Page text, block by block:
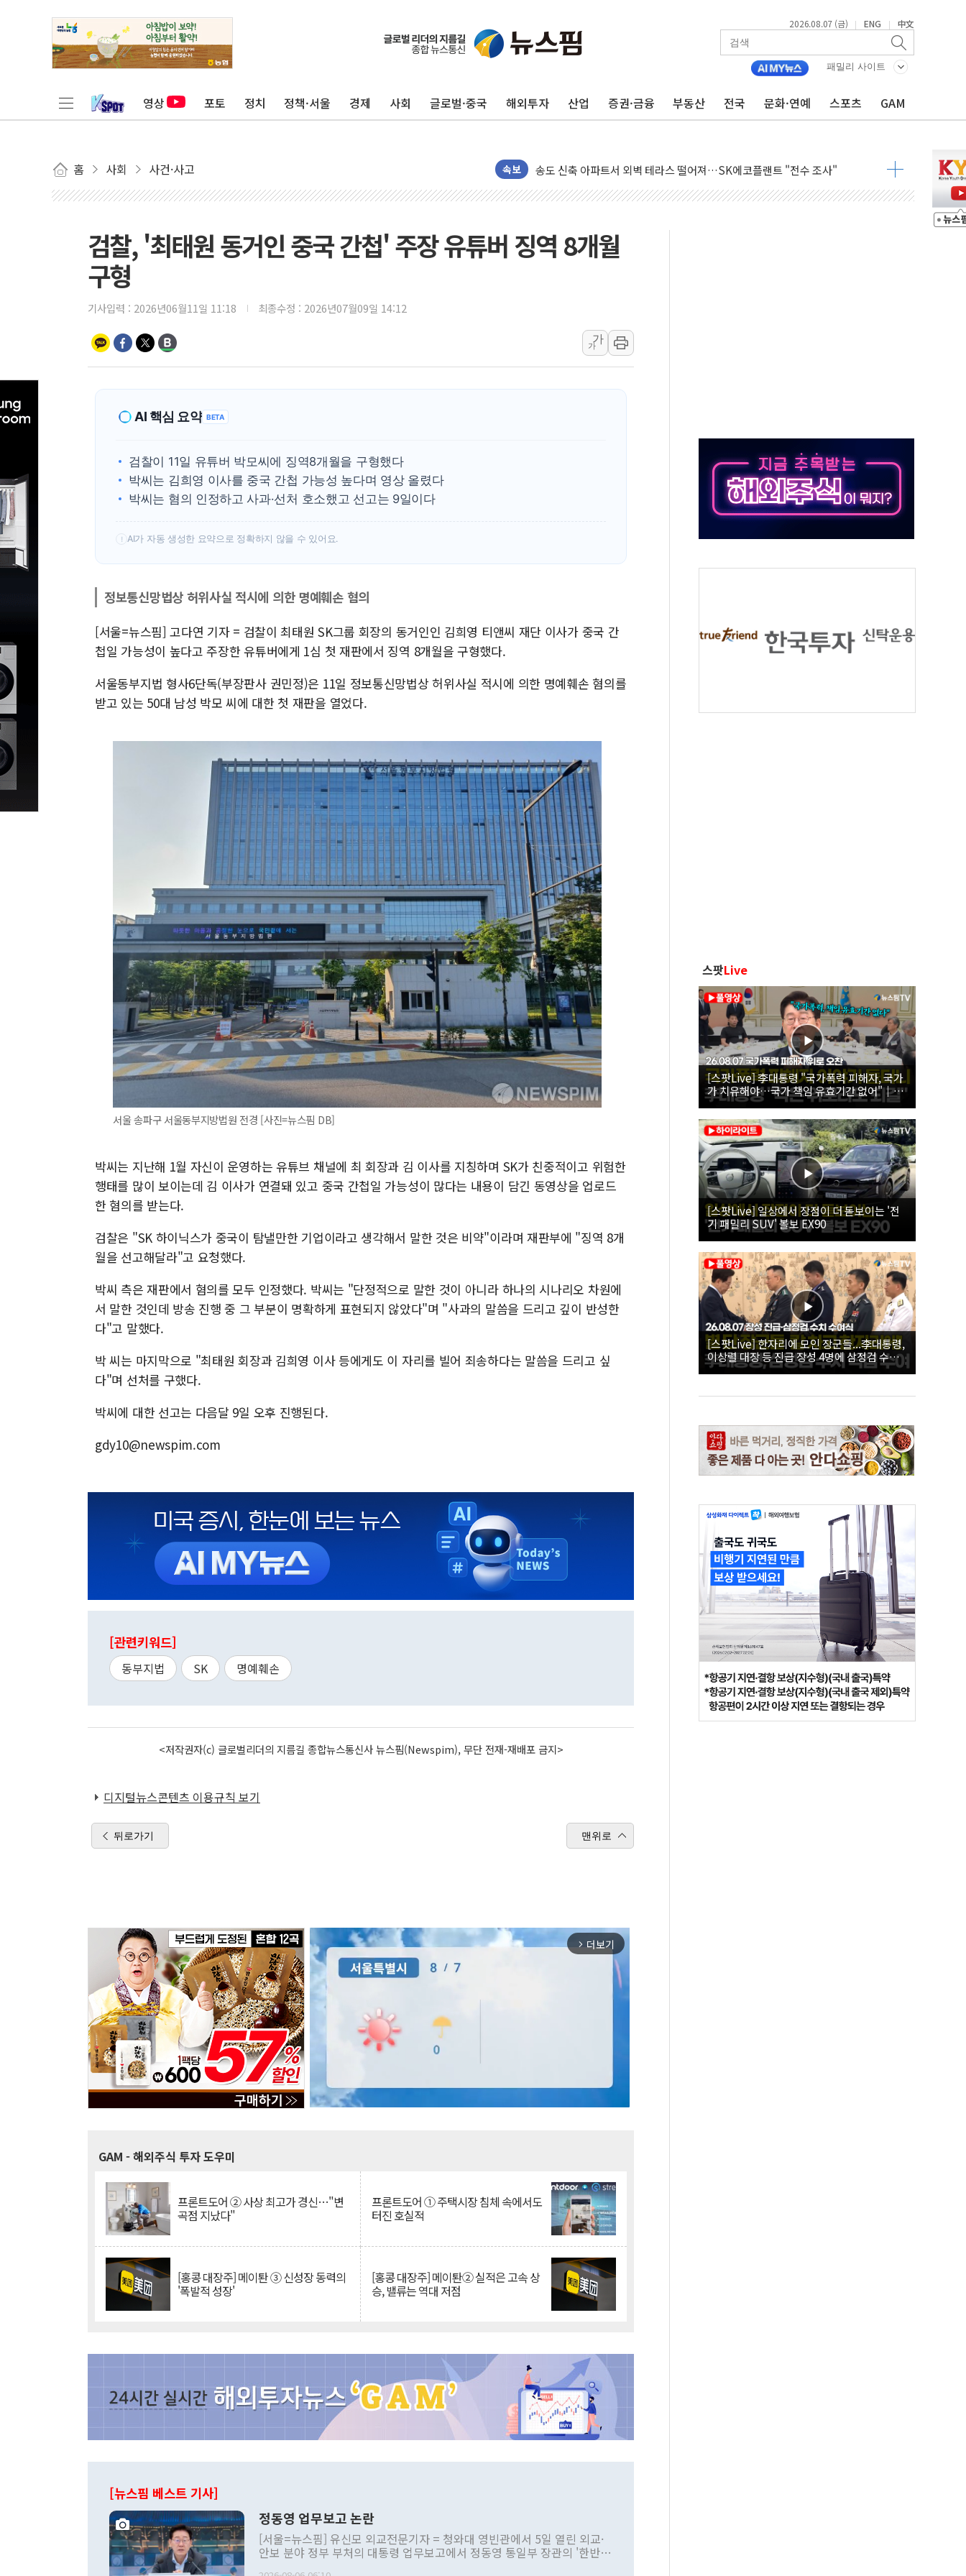
2026.08.07 (금) | ENG | 中文
패밀리 사이트
영상 포토 정치 정책·서울 경제 사회 글로벌·중국 해외투자 산업 증권·금융 부동산 전국 문화·연예 스포츠 GAM
홈 사회 사건·사고 속보
[인사] 공정거래위원회
KDB생명 본입찰 3파전…한화·흥국·한투 참여
카카오, 2026년 임금협약 타결…연봉 6.3% 인상
현대카드, 박재범·실리카겔 등 8~9월 공연 라인업 공개
송도 신축 아파트서 외벽 테라스 떨어져…SK에코플랜트 "전수 조사"
깊이가 다른 글로벌 투자 정보 GAM - 맛보기편 (8/7)
SK하이닉스, 주주환원 속도…"3분기 추가 방안 발표"
'무순위' 기회 왔다…신길·노량진·장위 서울 알짜 단지 주목
현대해상, 유튜브 양육 콘텐츠 '소셜아이어워드' 대상 수상
[컨콜] 롯데케미칼, "LPG 투입 비중 37%…하반기 확대 추진"
검찰, '최태원 동거인 중국 간첩' 주장 유튜버 징역 8개월
구형
기사입력 : 2026년06월11일 11:18 최종수정 : 2026년07월09일 14:12
가
가
AI 핵심 요약 BETA
검찰이 11일 유튜버 박모씨에 징역8개월을 구형했다
박씨는 김희영 이사를 중국 간첩 가능성 높다며 영상 올렸다
박씨는 혐의 인정하고 사과·선처 호소했고 선고는 9일이다
! AI가 자동 생성한 요약으로 정확하지 않을 수 있어요.
정보통신망법상 허위사실 적시에 의한 명예훼손 혐의
[서울=뉴스핌] 고다연 기자 = 검찰이 최태원 SK그룹 회장의 동거인인 김희영 티앤씨 재단 이사가 중국 간
첩일 가능성이 높다고 주장한 유튜버에게 1심 첫 재판에서 징역 8개월을 구형했다.
서울동부지법 형사6단독(부장판사 권민정)은 11일 정보통신망법상 허위사실 적시에 의한 명예훼손 혐의를
받고 있는 50대 남성 박모 씨에 대한 첫 재판을 열었다.
서울 송파구 서울동부지방법원 전경 [사진=뉴스핌 DB]
박씨는 지난해 1월 자신이 운영하는 유튜브 채널에 최 회장과 김 이사를 지칭하며 SK가 친중적이고 위험한
행태를 많이 보이는데 김 이사가 연결돼 있고 중국 간첩일 가능성이 많다는 내용이 담긴 동영상을 업로드
한 혐의를 받는다.
검찰은 "SK 하이닉스가 중국이 탐낼만한 기업이라고 생각해서 말한 것은 비약"이라며 재판부에 "징역 8개
월을 선고해달라"고 요청했다.
박씨 측은 재판에서 혐의를 모두 인정했다. 박씨는 "단정적으로 말한 것이 아니라 하나의 시나리오 차원에
서 말한 것인데 방송 진행 중 그 부분이 명확하게 표현되지 않았다"며 "사과의 말씀을 드리고 깊이 반성한
다"고 말했다.
박 씨는 마지막으로 "최태원 회장과 김희영 이사 등에게도 이 자리를 빌어 죄송하다는 말씀을 드리고 싶
다"며 선처를 구했다.
박씨에 대한 선고는 다음달 9일 오후 진행된다.
gdy10@newspim.com
[관련키워드]
동부지법 SK 명예훼손
<저작권자(c) 글로벌리더의 지름길 종합뉴스통신사 뉴스핌(Newspim), 무단 전재-재배포 금지>
디지털뉴스콘텐츠 이용규칙 보기
뒤로가기 맨위로
arrow_forward_ios 더보기
GAM - 해외주식 투자 도우미
프론트도어 ② 사상 최고가 경신…"변
곡점 지났다"
프론트도어 ① 주택시장 침체 속에서도
터진 호실적
[홍콩 대장주] 메이퇀 ③ 신성장 동력의
'폭발적 성장'
[홍콩 대장주] 메이퇀② 실적은 고속 상
승, 밸류는 역대 저점
[뉴스핌 베스트 기사]
정동영 업무보고 논란
[서울=뉴스핌] 유신모 외교전문기자 = 청와대 영빈관에서 5일 열린 외교·
안보 분야 정부 부처의 대통령 업무보고에서 정동영 통일부 장관의 '한반도
스팟Live
[스팟Live] 李대통령 "국가폭력 피해자, 국가
가 치유해야…국가 책임 유효기간 없어"｜
26.08.07 국가폭력 피해자 위로 오찬
[스팟Live] 일상에서 장점이 더 돋보이는 '전
기 패밀리 SUV' 볼보 EX90
[스팟Live] 한자리에 모인 장군들...李대통령,
이상렬 대장 등 진급 장성 4명에 삼정검 수치
직접 수여｜26.08.07 장성 진급·삼정검 수치